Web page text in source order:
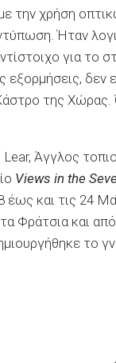
την χρήση
Ήταν
για
εξορμήσεις,
της Χώρας.
Άγγλος
Views in the
έως και τις 24
Φράτσια και
το